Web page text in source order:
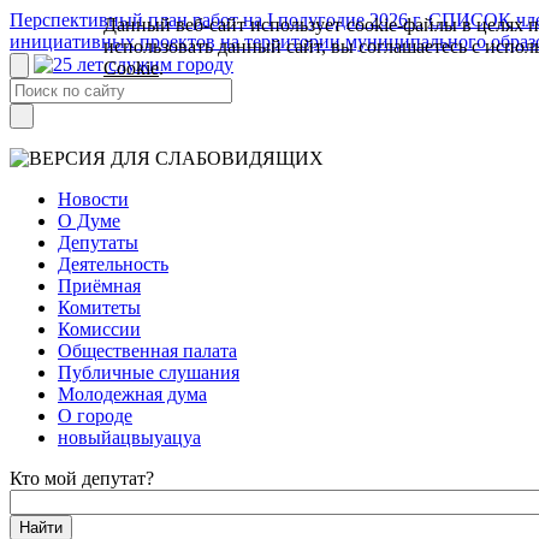
Перспективный план работ на I полугодие 2026 г. СПИСОК
инициативных проектов на территории муниципального
Новости
О Думе
Депутаты
Деятельность
Приёмная
Комитеты
Комиссии
Общественная палата
Публичные слушания
Молодежная дума
О городе
новыйацвыуацуа
Кто мой депутат?
Данный веб-сайт использует cookie-файлы в целях
использовать данный сайт, вы соглашаетесь с
Cookie.